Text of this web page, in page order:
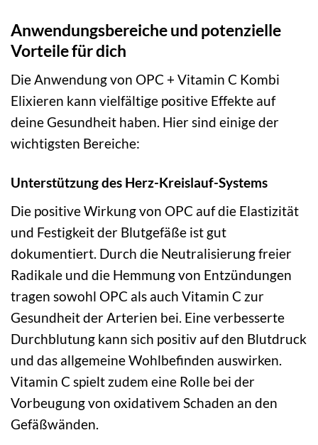
Anwendungsbereiche und potenzielle
Vorteile für dich
Die Anwendung von OPC + Vitamin C Kombi
Elixieren kann vielfältige positive Effekte auf
deine Gesundheit haben. Hier sind einige der
wichtigsten Bereiche:
Unterstützung des Herz-Kreislauf-Systems
Die positive Wirkung von OPC auf die Elastizität
und Festigkeit der Blutgefäße ist gut
dokumentiert. Durch die Neutralisierung freier
Radikale und die Hemmung von Entzündungen
tragen sowohl OPC als auch Vitamin C zur
Gesundheit der Arterien bei. Eine verbesserte
Durchblutung kann sich positiv auf den Blutdruck
und das allgemeine Wohlbefinden auswirken.
Vitamin C spielt zudem eine Rolle bei der
Vorbeugung von oxidativem Schaden an den
Gefäßwänden.